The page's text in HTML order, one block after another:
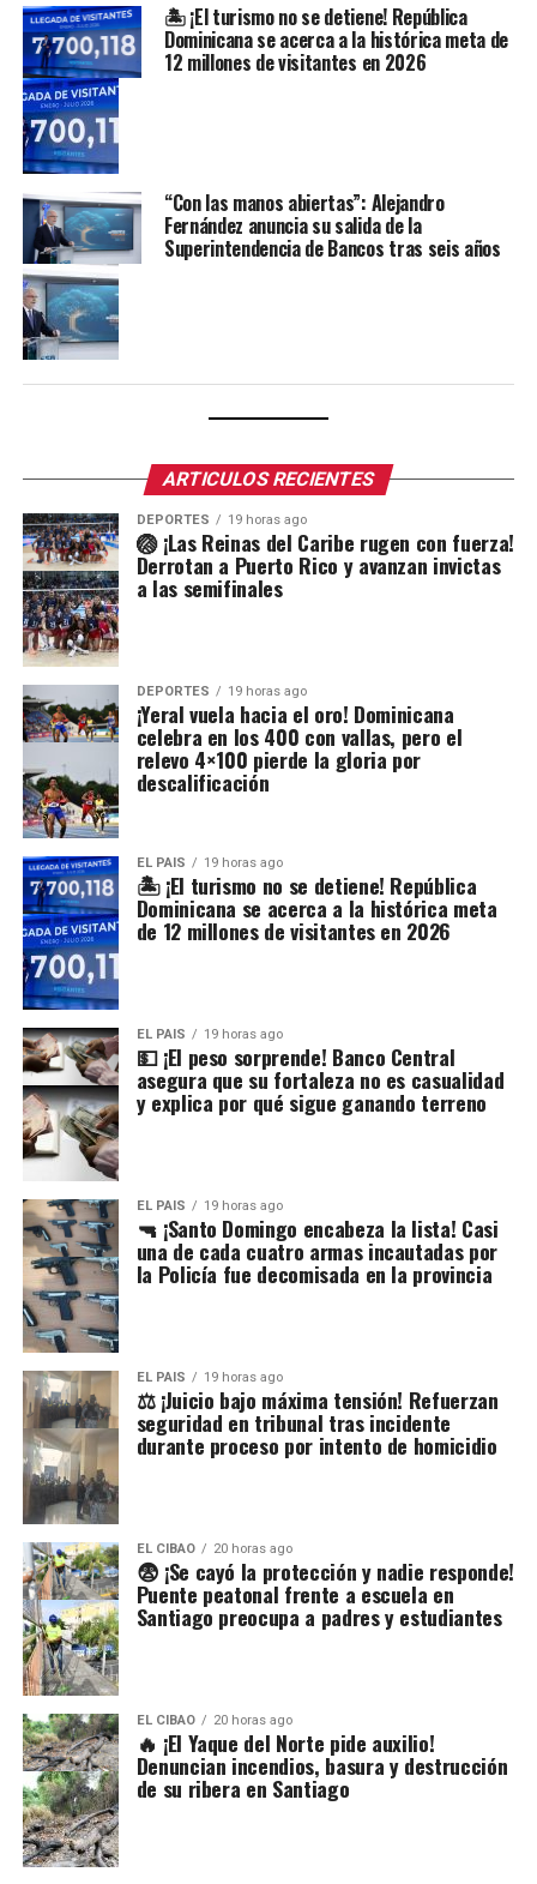
🏝️ ¡El turismo no se detiene! República
Dominicana se acerca a la histórica meta de
12 millones de visitantes en 2026
“Con las manos abiertas”: Alejandro
Fernández anuncia su salida de la
Superintendencia de Bancos tras seis años
ARTICULOS RECIENTES
DEPORTES 19 horas ago
🏐 ¡Las Reinas del Caribe rugen con fuerza!
Derrotan a Puerto Rico y avanzan invictas
a las semifinales
DEPORTES 19 horas ago
¡Yeral vuela hacia el oro! Dominicana
celebra en los 400 con vallas, pero el
relevo 4×100 pierde la gloria por
descalificación
EL PAIS 19 horas ago
🏝️ ¡El turismo no se detiene! República
Dominicana se acerca a la histórica meta
de 12 millones de visitantes en 2026
EL PAIS 19 horas ago
💵 ¡El peso sorprende! Banco Central
asegura que su fortaleza no es casualidad
y explica por qué sigue ganando terreno
EL PAIS 19 horas ago
🔫 ¡Santo Domingo encabeza la lista! Casi
una de cada cuatro armas incautadas por
la Policía fue decomisada en la provincia
EL PAIS 19 horas ago
⚖️ ¡Juicio bajo máxima tensión! Refuerzan
seguridad en tribunal tras incidente
durante proceso por intento de homicidio
EL CIBAO 20 horas ago
😨 ¡Se cayó la protección y nadie responde!
Puente peatonal frente a escuela en
Santiago preocupa a padres y estudiantes
EL CIBAO 20 horas ago
🔥 ¡El Yaque del Norte pide auxilio!
Denuncian incendios, basura y destrucción
de su ribera en Santiago